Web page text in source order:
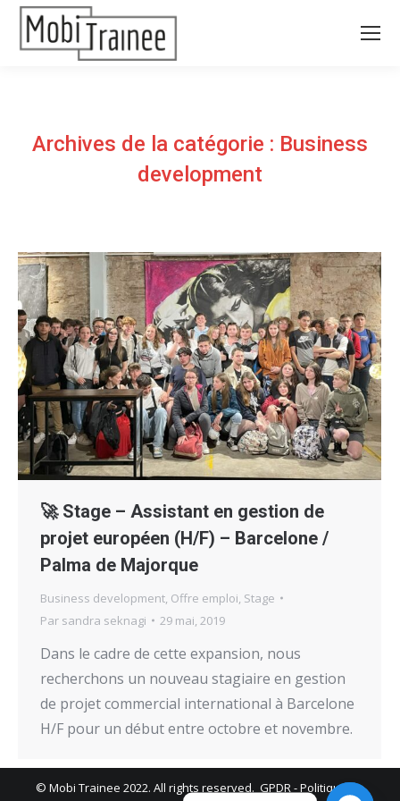
Archives de la catégorie : Business
development
🚀 Stage – Assistant en gestion de
projet européen (H/F) – Barcelone /
Palma de Majorque
Business development, Offre emploi, Stage
Par sandra seknagi 29 mai, 2019
Dans le cadre de cette expansion, nous
recherchons un nouveau stagiaire en gestion
de projet commercial international à Barcelone
H/F pour un début entre octobre et novembre.
© Mobi Trainee 2022. All rights reserved. GPDR -Politique de